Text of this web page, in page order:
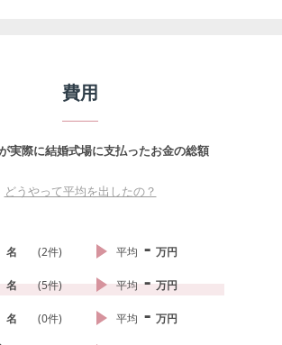
費用
実際に結婚式場に支払ったお金の総額
どうやって平均を出したの？
名 (2件) 平均 - 万円
名 (5件) 平均 - 万円
名 (0件) 平均 - 万円